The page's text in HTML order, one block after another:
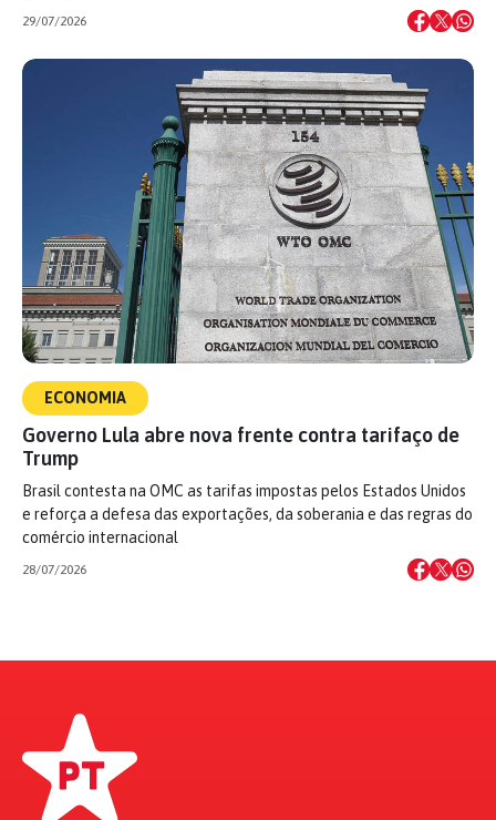
29/07/2026
ECONOMIA
Governo Lula abre nova frente contra tarifaço de
Trump
Brasil contesta na OMC as tarifas impostas pelos Estados Unidos
e reforça a defesa das exportações, da soberania e das regras do
comércio internacional
28/07/2026